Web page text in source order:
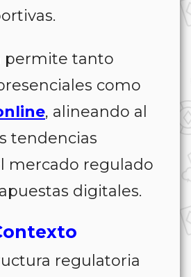
permite tanto
como
, alineando al
tendencias
mercado regulado
digitales.
regulatoria